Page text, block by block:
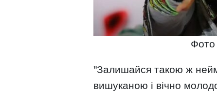
Фото
"Залишайся такою ж
вишуканою і вічно